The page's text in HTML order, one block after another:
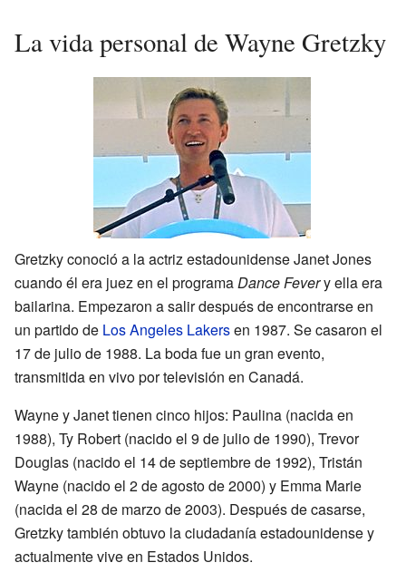
La vida personal de Wayne Gretzky
Gretzky conoció a la actriz estadounidense Janet Jones
cuando él era juez en el programa Dance Fevery ella era
bailarina. Empezaron a salir después de encontrarse en
un partido de Los Angeles Lakersen 1987. Se casaron el
17 de julio de 1988. La boda fue un gran evento,
transmitida en vivo por televisión en Canadá.
Wayne y Janet tienen cinco hijos: Paulina (nacida en
1988), Ty Robert (nacido el 9 de julio de 1990), Trevor
Douglas (nacido el 14 de septiembre de 1992), Tristán
Wayne (nacido el 2 de agosto de 2000) y Emma Marie
(nacida el 28 de marzo de 2003). Después de casarse,
Gretzky también obtuvo la ciudadanía estadounidense y
actualmente vive en Estados Unidos.